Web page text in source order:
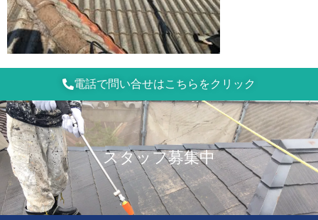
電話で問い合せはこちらをクリック
スタッフ募集中